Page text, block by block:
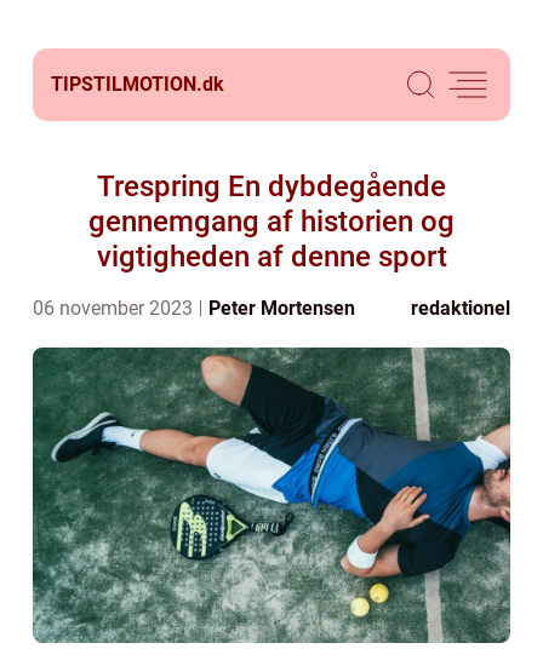
TIPSTILMOTION.dk
Trespring En dybdegående
gennemgang af historien og
vigtigheden af denne sport
06 november 2023 Peter Mortensen redaktionel